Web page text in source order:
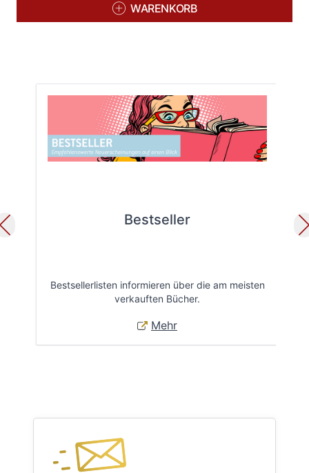
WARENKORB
Bestseller
Bestsellerlisten informieren über die am meisten
verkauften Bücher.
Mehr